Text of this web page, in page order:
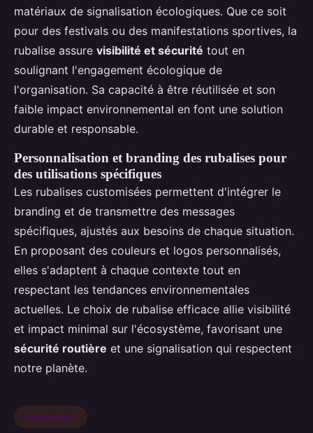
matériaux de signalisation écologiques. Que ce soit
pour des festivals ou des manifestations sportives, la
rubalise assure visibilité et sécurité tout en
soulignant l'engagement écologique de
l'organisation. Sa capacité à être réutilisée et son
faible impact environnemental en font une solution
durable et responsable.
Personnalisation et branding des rubalises pour
des utilisations spécifiques
Les rubalises customisées permettent d'intégrer le
branding et de transmettre des messages
spécifiques, ajustés aux besoins de chaque situation.
En proposant des couleurs et logos personnalisés,
elles s'adaptent à chaque contexte tout en
respectant les tendances environnementales
actuelles. Le choix de rubalise efficace allie visibilité
et impact minimal sur l'écosystème, favorisant une
sécurité routière et une signalisation qui respectent
notre planète.
Équipement